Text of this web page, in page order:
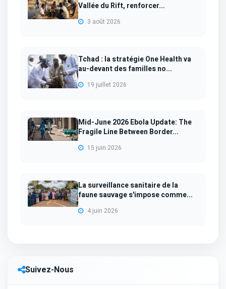
Vallée du Rift, renforcer...
3 août 2026
Tchad : la stratégie One Health va
au-devant des familles no...
19 juillet 2026
Mid-June 2026 Ebola Update: The
Fragile Line Between Border...
15 juin 2026
La surveillance sanitaire de la
faune sauvage s'impose comme...
4 juin 2026
Suivez-Nous